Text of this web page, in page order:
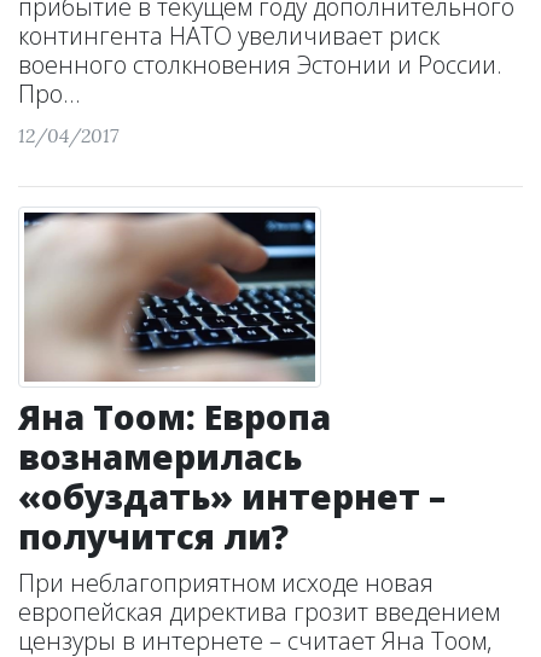
прибытие в текущем году дополнительного
контингента НАТО увеличивает риск
военного столкновения Эстонии и России.
Про...
12/04/2017
Яна Тоом: Европа
вознамерилась
«обуздать» интернет –
получится ли?
При неблагоприятном исходе новая
европейская директива грозит введением
цензуры в интернете – считает Яна Тоом,